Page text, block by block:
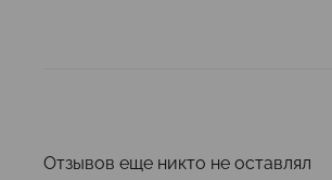
Отзывов еще никто не оставлял